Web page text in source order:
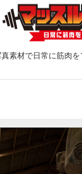
素材で日常に筋肉